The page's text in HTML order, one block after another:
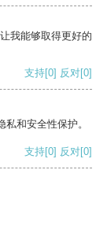
我能够取得更好的
支持[0] 反对[0]
和安全性保护。
支持[0] 反对[0]